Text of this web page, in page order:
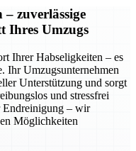
zuverlässige
Ihres Umzugs
Ihrer Habseligkeiten – es
Ihr Umzugsunternehmen
Unterstützung und sorgt
und stressfrei
Endreinigung – wir
Möglichkeiten